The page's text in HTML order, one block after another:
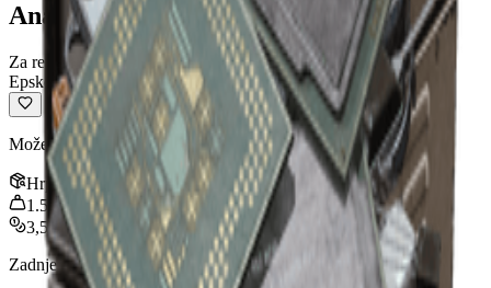
Analizator spektra
Za reciklažu
Epsko
Može se reciklirati u materijale za izradu.
Hrpa 3
1.5 kg
3,500
Zadnje ažuriranje
Feb 24, 2026